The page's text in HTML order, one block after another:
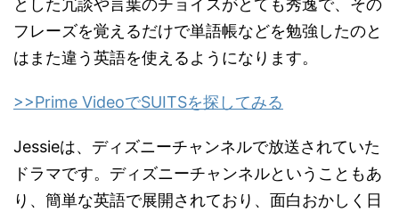
とした冗談や言葉のチョイスがとても秀逸で、その
フレーズを覚えるだけで単語帳などを勉強したのと
はまた違う英語を使えるようになります。
>>Prime VideoでSUITSを探してみる
Jessieは、ディズニーチャンネルで放送されていた
ドラマです。ディズニーチャンネルということもあ
り、簡単な英語で展開されており、面白おかしく日